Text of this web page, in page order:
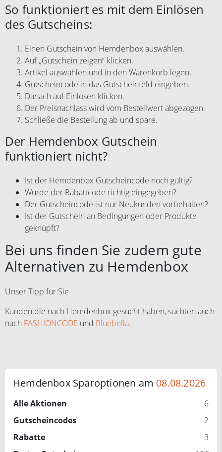
So funktioniert es mit dem Einlösen
des Gutscheins:
Einen Gutschein von Hemdenbox auswählen.
Auf „Gutschein zeigen“ klicken.
Artikel auswählen und in den Warenkorb legen.
Gutscheincode in das Gutscheinfeld eingeben.
Danach auf Einlösen klicken.
Der Preisnachlass wird vom Bestellwert abgezogen.
Schließe die Bestellung ab und spare.
Der Hemdenbox Gutschein
funktioniert nicht?
Ist der Hemdenbox Gutscheincode noch gültig?
Wurde der Rabattcode richtig eingegeben?
Der Gutscheincode ist nur Neukunden vorbehalten?
Ist der Gutschein an Bedingungen oder Produkte
geknüpft?
Bei uns finden Sie zudem gute
Alternativen zu Hemdenbox
Unser Tipp für Sie
Kunden die nach Hemdenbox gesucht haben, suchten auch
nach FASHIONCODE und Bluebella.
Hemdenbox Sparoptionen am 08.08.2026
Alle Aktionen
6
Gutscheincodes
2
Rabatte
3